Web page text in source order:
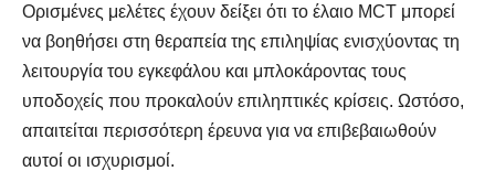
Ορισμένες μελέτες έχουν δείξει ότι το έλαιο MCT μπορεί
να βοηθήσει στη θεραπεία της επιληψίας ενισχύοντας τη
λειτουργία του εγκεφάλου και μπλοκάροντας τους
υποδοχείς που προκαλούν επιληπτικές κρίσεις. Ωστόσο,
απαιτείται περισσότερη έρευνα για να επιβεβαιωθούν
αυτοί οι ισχυρισμοί.